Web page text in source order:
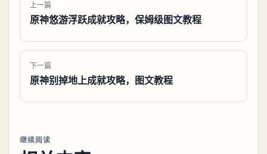
上一篇
原神悠游浮跃成就攻略，保姆级图文教程
下一篇
原神别掉地上成就攻略，图文教程
继续阅读